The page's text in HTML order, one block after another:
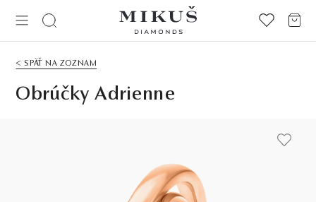
< SPÄŤ NA ZOZNAM
Obrúčky Adrienne